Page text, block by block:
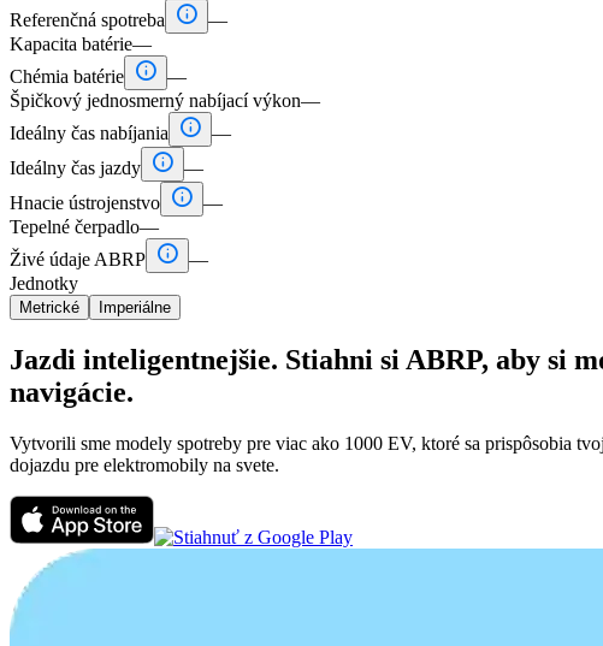
Referenčná spotreba
 —
Kapacita batérie—
Chémia batérie  —
Špičkový jednosmerný nabíjací výkon—
Ideálny čas nabíjania
 —
Ideálny čas jazdy  —
Hnacie ústrojenstvo  —
Tepelné čerpadlo—
Živé údaje ABRP  —
Jednotky
Metrické Imperiálne
Jazdi inteligentnejšie. Stiahni si ABRP, aby si
navigácie.
Vytvorili sme modely spotreby pre viac ako 1000 EV, ktoré sa prispôsobia
dojazdu pre elektromobily na svete.